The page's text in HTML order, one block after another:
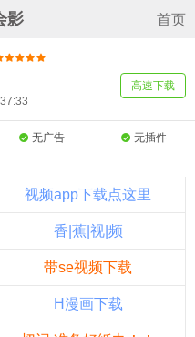
影 首页
高速下载
无广告 无插件
视频app下载点这里
香|蕉|视|频
带se视频下载
H漫画下载